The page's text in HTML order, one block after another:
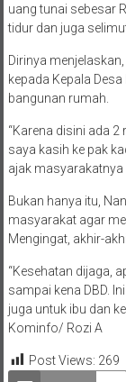
uang tunai sebesar
tidur dan juga
Dirinya
kepada Kepala
bangunan rumah.
“Karena disini ada
saya kasih ke pak
ajak masyarakatnya
Bukan hanya itu,
masyarakat agar
Mengingat, akhir-
“Kesehatan dijaga,
sampai kena DBD.
juga untuk ibu dan
Kominfo/ Rozi A
Post Views: 269